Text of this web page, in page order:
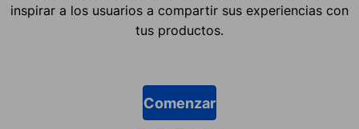
inspirar a los usuarios a compartir sus experiencias con
tus productos.
Comenzar